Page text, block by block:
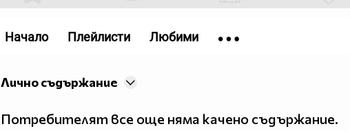
Лично съдържание
Потребителят все още няма качено съдържание.
Начало Плейлисти Любими